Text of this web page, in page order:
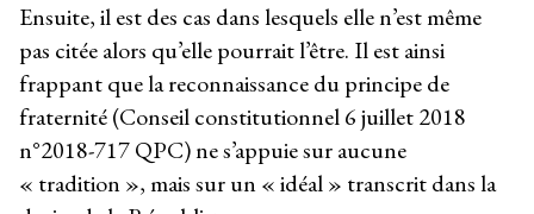
Ensuite, il est des cas dans lesquels elle n’est même
pas citée alors qu’elle pourrait l’être. Il est ainsi
frappant que la reconnaissance du principe de
fraternité (Conseil constitutionnel 6 juillet 2018
n°2018-717 QPC) ne s’appuie sur aucune
« tradition », mais sur un « idéal » transcrit dans la